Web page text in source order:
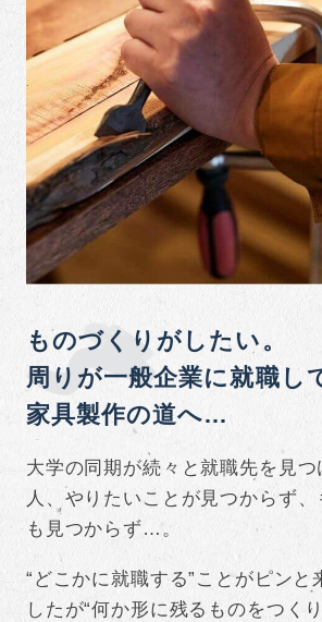
ものづくりがしたい。
周りが一般企業に就職し
家具製作の道へ…
大学の同期が続々と就職先を見つ
人、やりたいことが見つからず
も見つからず…。
“どこかに就職する”ことがピンと
したが“何か形に残るものをつく